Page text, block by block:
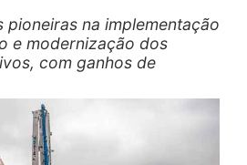
pioneiras na implementação
e modernização dos
com ganhos de